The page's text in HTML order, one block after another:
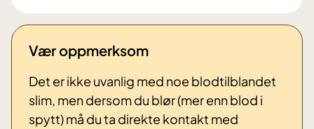
Vær oppmerksom
Det er ikke uvanlig med noe blodtilblandet
slim, men dersom du blør (mer enn blod i
spytt) må du ta direkte kontakt med